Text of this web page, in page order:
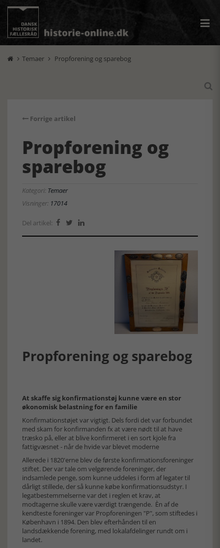
 Temaer  Propforening og sparebog

Forrige artikel
Propforening og
sparebog
Kategori: Temaer
Visninger: 17014
Del artikel:   
Propforening og sparebog
At skaffe sig konfirmationstøj kunne være en stor
økonomisk belastning for en familie
Konfirmationstøjet var vigtigt. Dels fordi det var forbundet
med skam for konfirmanden fx at være nødt til at have
træsko på, eller at blive konfirmeret i en sort kjole fra
fattigvæsnet - når de hvide var blevet moderne
Allerede i 1820'erne blev de første konfirmationsforeninger
stiftet. Der var tale om velgørende foreninger, der
indsamlede penge, som kunne uddeles i form af legater til
dårligt stillede, der så kunne købe konfirmationsudstyr. I
legatbestemmelserne var det i reglen et krav, at
modtagerne skulle være værdigt trængende. Èn af de
kendteste foreninger var Propforeningen "P", som stiftedes i
København i 1894. Den blev efterhånden til en
landsdækkende forening, med lokalafdelinger rundt om i
landet.